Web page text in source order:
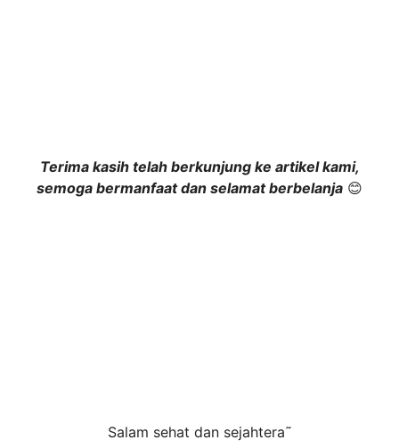
Terima kasih telah berkunjung ke artikel kami,
semoga bermanfaat dan selamat berbelanja 😊
Salam sehat dan sejahtera˜